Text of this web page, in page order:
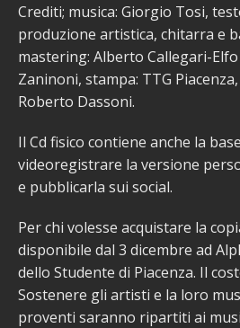
Crediti; musica: Giorgio Tosi,
produzione artistica, chitarra e
mastering: Alberto Callegari-
Zaninoni, stampa: TTG
Roberto Dassoni.
Il Cd fisico contiene anche la
videoregistrare la versione
e pubblicarla sui social.
Per chi volesse acquistare la
disponibile dal 3 dicembre ad
dello Studente di Piacenza. Il
Sostenere gli artisti e la loro
proventi saranno ripartiti ai